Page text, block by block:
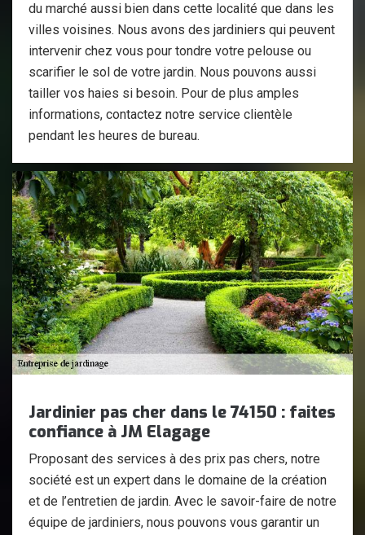
du marché aussi bien dans cette localité que dans les
villes voisines. Nous avons des jardiniers qui peuvent
intervenir chez vous pour tondre votre pelouse ou
scarifier le sol de votre jardin. Nous pouvons aussi
tailler vos haies si besoin. Pour de plus amples
informations, contactez notre service clientèle
pendant les heures de bureau.
Jardinier pas cher dans le 74150 : faites
confiance à JM Elagage
Proposant des services à des prix pas chers, notre
société est un expert dans le domaine de la création
et de l’entretien de jardin. Avec le savoir-faire de notre
équipe de jardiniers, nous pouvons vous garantir un